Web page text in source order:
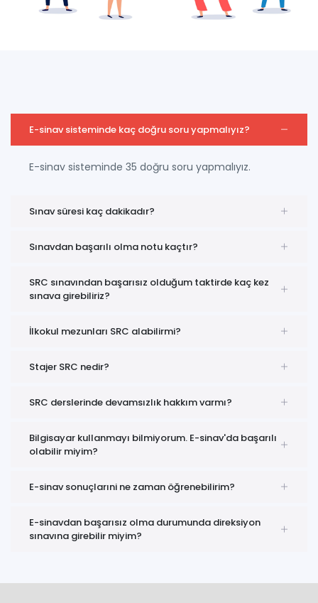
E-sinav sisteminde kaç doğru soru yapmalıyız?
E-sinav sisteminde 35 doğru soru yapmalıyız.
Sınav süresi kaç dakikadır?
Sınavdan başarılı olma notu kaçtır?
SRC sınavından başarısız olduğum taktirde kaç kez
sınava girebiliriz?
İlkokul mezunları SRC alabilirmi?
Stajer SRC nedir?
SRC derslerinde devamsızlık hakkım varmı?
Bilgisayar kullanmayı bilmiyorum. E-sinav'da başarılı
olabilir miyim?
E-sinav sonuçlarıni ne zaman öğrenebilirim?
E-sinavdan başarısız olma durumunda direksiyon
sınavına girebilir miyim?